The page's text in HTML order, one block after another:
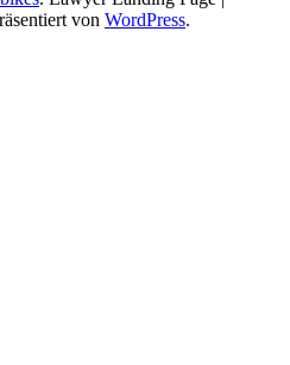
von WordPress.